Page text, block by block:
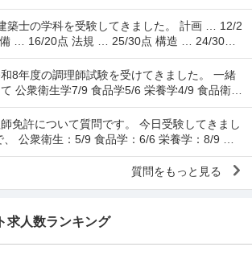
築士の学科を受験してきました。 計画 … 12/2
… 16/20点 法規 … 25/30点 構造 … 24/30点
8年度の調理師試験を受けてきました。 一緒
公衆衛生学7/9 食品学5/6 栄養学4/9 食品衛生
論9/17 食文
免許について質問です。 今日受験してきまし
公衆衛生：5/9 食品学：6/6 栄養学：8/9 食
調理理...
質問をもっと見る
求人数ランキング